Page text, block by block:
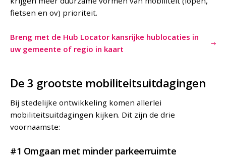
fietsen en ov) prioriteit.
Breng met de Hub Locator kansrijke hublocaties in
uw gemeente of regio in kaart
De 3 grootste mobiliteitsuitdagingen
Bij stedelijke ontwikkeling komen allerlei
mobiliteitsuitdagingen kijken. Dit zijn de drie
voornaamste:
#1 Omgaan met minder parkeerruimte